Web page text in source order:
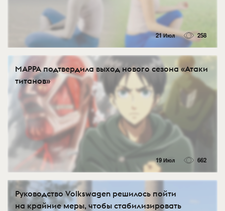
21 Июл 258
MAPPA подтвердила выход нового сезона «Атаки
титанов»
19 Июл 662
Руководство Volkswagen решилось пойти
на крайние меры, чтобы стабилизировать